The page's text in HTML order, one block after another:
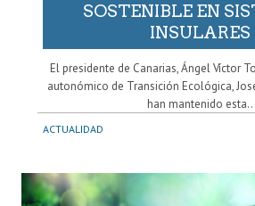
SOSTENIBLE EN
INSULARES
El presidente de Canarias, Ángel Víctor
autonómico de Transición Ecológica,
han mantenido esta..
ACTUALIDAD